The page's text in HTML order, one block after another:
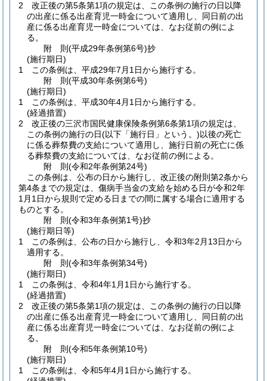
2
改正後の第5条第1項の規定は、この条例の施行の日以降
の出産に係る出産育児一時金について適用し、同日前の出
産に係る出産育児一時金については、なお従前の例によ
る。
附 則(平成29年条例第6号)抄
(施行期日)
1
この条例は、平成29年7月1日から施行する。
附 則(平成30年条例第6号)
(施行期日)
1
この条例は、平成30年4月1日から施行する。
(経過措置)
2
改正後の三沢市国民健康保険条例第6条第1項の規定は、
この条例の施行の日(以下「施行日」という。)以後の死亡
に係る葬祭費の支給について適用し、施行日前の死亡に係
る葬祭費の支給については、なお従前の例による。
附 則(令和2年条例第24号)
この条例は、公布の日から施行し、改正後の附則第2条から
第4条までの規定は、傷病手当金の支給を始める日が令和2年
1月1日から規則で定める日までの間に属する場合に適用する
ものとする。
附 則(令和3年条例第1号)抄
(施行期日等)
1
この条例は、公布の日から施行し、令和3年2月13日から
適用する。
附 則(令和3年条例第34号)
(施行期日)
1
この条例は、令和4年1月1日から施行する。
(経過措置)
2
改正後の第5条第1項の規定は、この条例の施行の日以降
の出産に係る出産育児一時金について適用し、同日前の出
産に係る出産育児一時金については、なお従前の例によ
る。
附 則(令和5年条例第10号)
(施行期日)
1
この条例は、令和5年4月1日から施行する。